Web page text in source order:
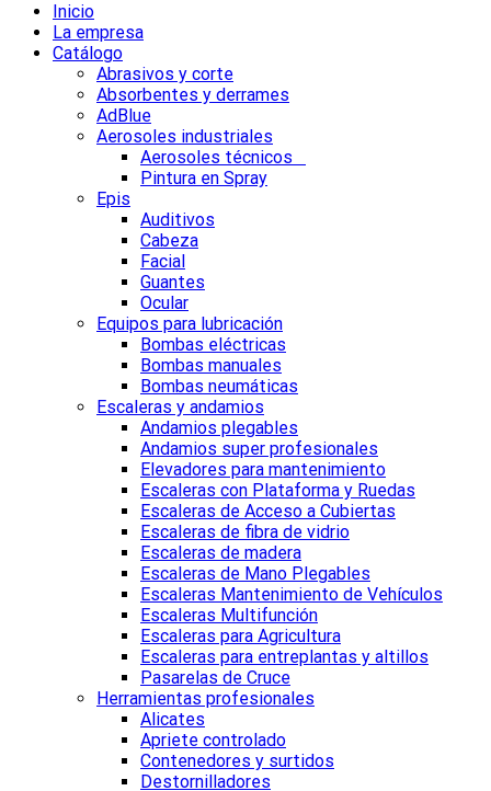
Inicio
La empresa
Catálogo
Abrasivos y corte
Absorbentes y derrames
AdBlue
Aerosoles industriales
Aerosoles técnicos
Pintura en Spray
Epis
Auditivos
Cabeza
Facial
Guantes
Ocular
Equipos para lubricación
Bombas eléctricas
Bombas manuales
Bombas neumáticas
Escaleras y andamios
Andamios plegables
Andamios super profesionales
Elevadores para mantenimiento
Escaleras con Plataforma y Ruedas
Escaleras de Acceso a Cubiertas
Escaleras de fibra de vidrio
Escaleras de madera
Escaleras de Mano Plegables
Escaleras Mantenimiento de Vehículos
Escaleras Multifunción
Escaleras para Agricultura
Escaleras para entreplantas y altillos
Pasarelas de Cruce
Herramientas profesionales
Alicates
Apriete controlado
Contenedores y surtidos
Destornilladores